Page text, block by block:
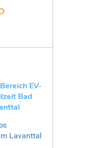
EV-
Bad
Lavanttal